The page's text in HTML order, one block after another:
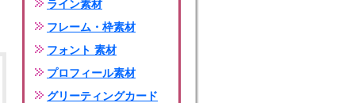
ライン素材
フレーム・枠素材
フォント 素材
プロフィール素材
グリーティングカード